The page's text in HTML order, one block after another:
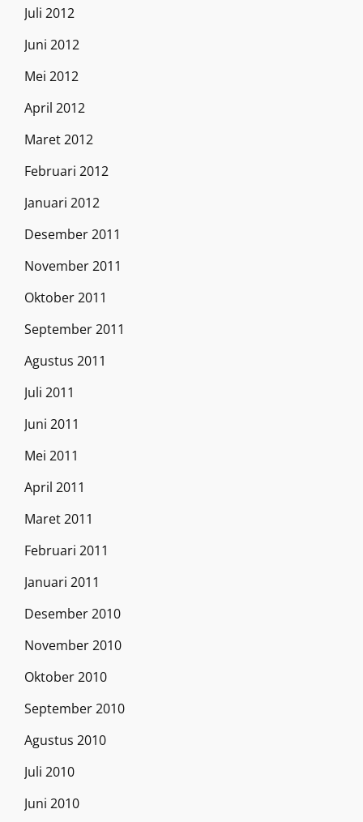
Juli 2012
Juni 2012
Mei 2012
April 2012
Maret 2012
Februari 2012
Januari 2012
Desember 2011
November 2011
Oktober 2011
September 2011
Agustus 2011
Juli 2011
Juni 2011
Mei 2011
April 2011
Maret 2011
Februari 2011
Januari 2011
Desember 2010
November 2010
Oktober 2010
September 2010
Agustus 2010
Juli 2010
Juni 2010